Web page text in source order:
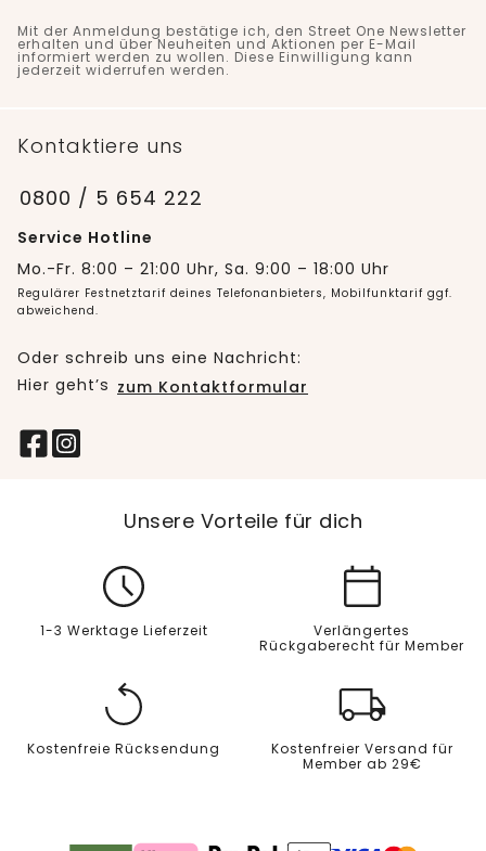
Mit der Anmeldung bestätige ich, den Street One Newsletter
erhalten und über Neuheiten und Aktionen per E-Mail
informiert werden zu wollen. Diese Einwilligung kann
jederzeit widerrufen werden.
Kontaktiere uns
0800 / 5 654 222
Service Hotline
Mo.-Fr. 8:00 – 21:00 Uhr, Sa. 9:00 – 18:00 Uhr
Regulärer Festnetztarif deines Telefonanbieters, Mobilfunktarif ggf.
abweichend.
Oder schreib uns eine Nachricht:
Hier geht’s zum Kontaktformular
Unsere Vorteile für dich
1-3 Werktage Lieferzeit
Verlängertes
Rückgaberecht für Member
Kostenfreie Rücksendung
Kostenfreier Versand für
Member ab 29€